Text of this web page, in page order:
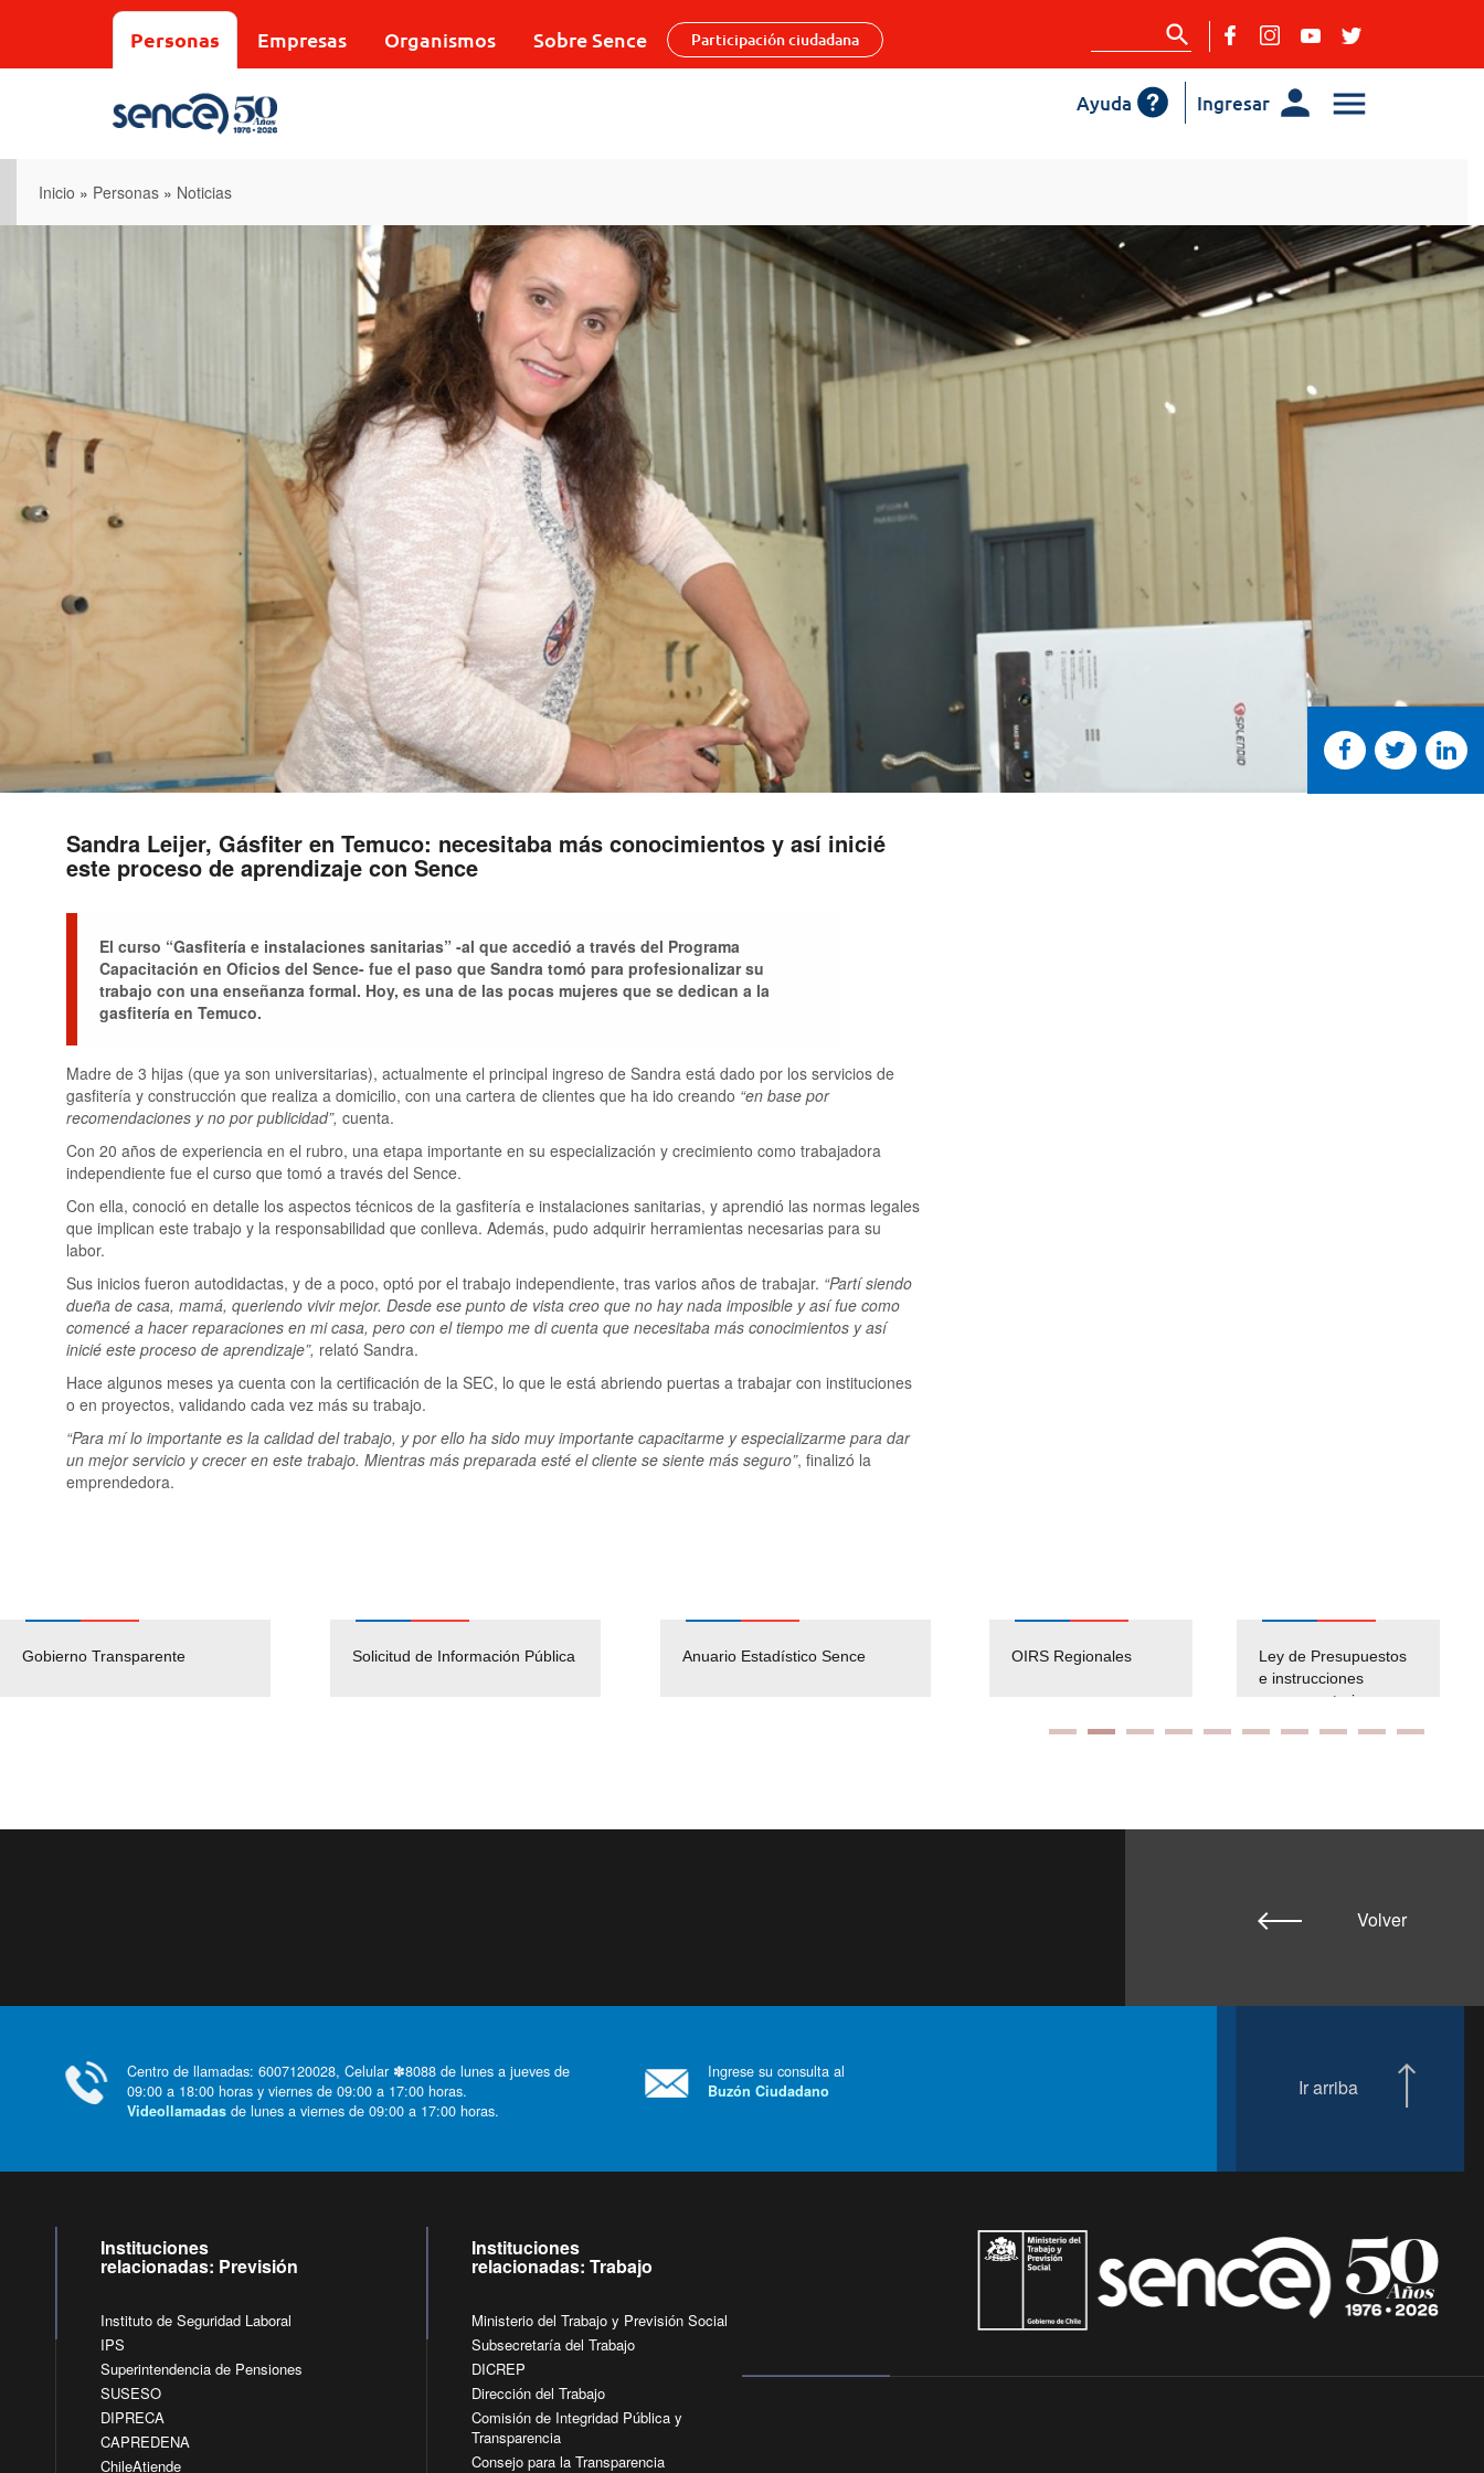
Personas Empresas Organismos Sobre Sence Participación ciudadana
Ingresar
Ayuda
Inicio » Personas » Noticias
Sandra Leijer, Gásfiter en Temuco: necesitaba más conocimientos y así inicié
este proceso de aprendizaje con Sence
El curso “Gasfitería e instalaciones sanitarias” -al que accedió a través del Programa
Capacitación en Oficios del Sence- fue el paso que Sandra tomó para profesionalizar su
trabajo con una enseñanza formal. Hoy, es una de las pocas mujeres que se dedican a la
gasfitería en Temuco.
Madre de 3 hijas (que ya son universitarias), actualmente el principal ingreso de Sandra está dado por los servicios de
gasfitería y construcción que realiza a domicilio, con una cartera de clientes que ha ido creando “en base por
recomendaciones y no por publicidad”, cuenta.
Con 20 años de experiencia en el rubro, una etapa importante en su especialización y crecimiento como trabajadora
independiente fue el curso que tomó a través del Sence.
Con ella, conoció en detalle los aspectos técnicos de la gasfitería e instalaciones sanitarias, y aprendió las normas legales
que implican este trabajo y la responsabilidad que conlleva. Además, pudo adquirir herramientas necesarias para su
labor.
Sus inicios fueron autodidactas, y de a poco, optó por el trabajo independiente, tras varios años de trabajar. “Partí siendo
dueña de casa, mamá, queriendo vivir mejor. Desde ese punto de vista creo que no hay nada imposible y así fue como
comencé a hacer reparaciones en mi casa, pero con el tiempo me di cuenta que necesitaba más conocimientos y así
inicié este proceso de aprendizaje”, relató Sandra.
Hace algunos meses ya cuenta con la certificación de la SEC, lo que le está abriendo puertas a trabajar con instituciones
o en proyectos, validando cada vez más su trabajo.
“Para mí lo importante es la calidad del trabajo, y por ello ha sido muy importante capacitarme y especializarme para dar
un mejor servicio y crecer en este trabajo. Mientras más preparada esté el cliente se siente más seguro”, finalizó la
emprendedora.
Gobierno Transparente Solicitud de Información Pública Anuario Estadístico Sence
Pago Proveedores
Empleos Públicos
Solicitud Audiencias y
OIRS Regionales
Ley de Presupuestos
e instrucciones
presuspuetarias
Volver
Centro de llamadas: 6007120028, Celular ✽8088 de lunes a jueves de
09:00 a 18:00 horas y viernes de 09:00 a 17:00 horas.
Videollamadas de lunes a viernes de 09:00 a 17:00 horas.
Ingrese su consulta al
Buzón Ciudadano Ir arriba
Instituciones
relacionadas: Previsión
Instituto de Seguridad Laboral
IPS
Superintendencia de Pensiones
SUSESO
DIPRECA
CAPREDENA
ChileAtiende
Instituciones
relacionadas: Trabajo
Ministerio del Trabajo y Previsión Social
Subsecretaría del Trabajo
DICREP
Dirección del Trabajo
Comisión de Integridad Pública y
Transparencia
Consejo para la Transparencia